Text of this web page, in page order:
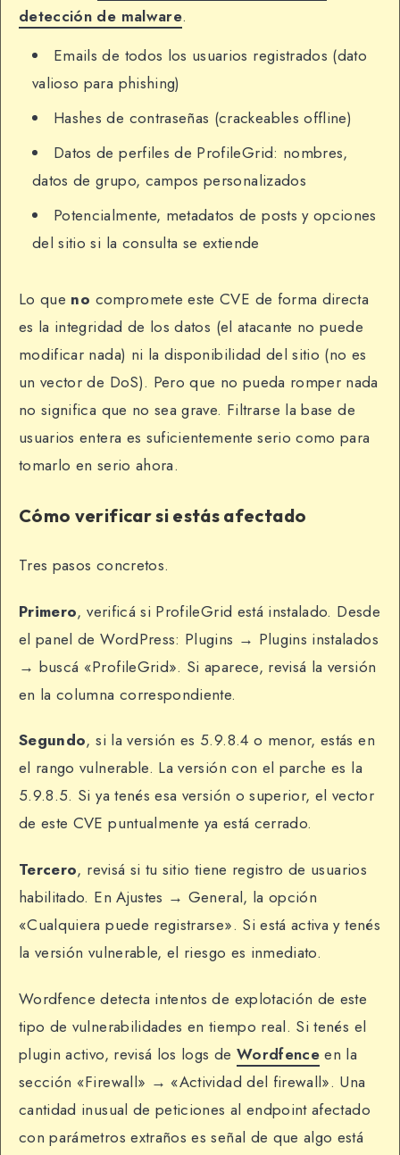
detección de malware.
Emails de todos los usuarios registrados (dato
valioso para phishing)
Hashes de contraseñas (crackeables offline)
Datos de perfiles de ProfileGrid: nombres,
datos de grupo, campos personalizados
Potencialmente, metadatos de posts y opciones
del sitio si la consulta se extiende
Lo que no compromete este CVE de forma directa
es la integridad de los datos (el atacante no puede
modificar nada) ni la disponibilidad del sitio (no es
un vector de DoS). Pero que no pueda romper nada
no significa que no sea grave. Filtrarse la base de
usuarios entera es suficientemente serio como para
tomarlo en serio ahora.
Cómo verificar si estás afectado
Tres pasos concretos.
Primero, verificá si ProfileGrid está instalado. Desde
el panel de WordPress: Plugins → Plugins instalados
→ buscá «ProfileGrid». Si aparece, revisá la versión
en la columna correspondiente.
Segundo, si la versión es 5.9.8.4 o menor, estás en
el rango vulnerable. La versión con el parche es la
5.9.8.5. Si ya tenés esa versión o superior, el vector
de este CVE puntualmente ya está cerrado.
Tercero, revisá si tu sitio tiene registro de usuarios
habilitado. En Ajustes → General, la opción
«Cualquiera puede registrarse». Si está activa y tenés
la versión vulnerable, el riesgo es inmediato.
Wordfence detecta intentos de explotación de este
tipo de vulnerabilidades en tiempo real. Si tenés el
plugin activo, revisá los logs de Wordfence en la
sección «Firewall» → «Actividad del firewall». Una
cantidad inusual de peticiones al endpoint afectado
con parámetros extraños es señal de que algo está